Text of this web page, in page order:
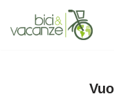
Vai